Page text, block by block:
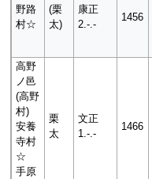
野路
村☆
(栗
太)
康正
2.-.-
1456
高野
ノ邑
(高野
村)
安養
寺村
☆
手原
栗
太
文正
1.-.-
1466